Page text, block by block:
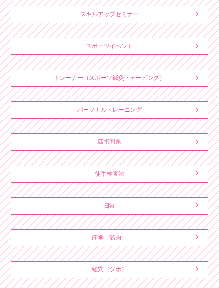
スキルアップセミナー
スポーツイベント
トレーナー（スポーツ鍼灸・テーピング）
パーソナルトレーニング
四択問題
徒手検査法
日常
筋学（筋肉）
経穴（ツボ）